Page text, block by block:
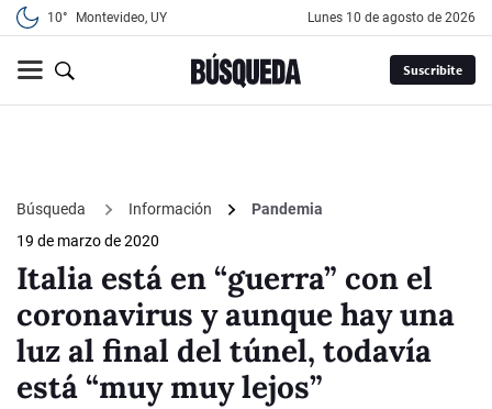
10° Montevideo, UY lunes 10 de agosto de 2026
Suscribite
Búsqueda Información
Pandemia
19 de marzo de 2020
Italia está en “guerra” con el
coronavirus y aunque hay una
luz al final del túnel, todavía
está “muy muy lejos”